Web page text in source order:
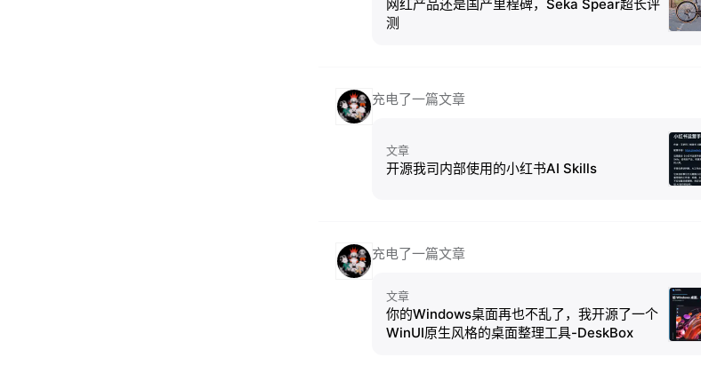
网红产品还是国产里程碑，Seka Spear超长评
测
充电了一篇文章
文章
开源我司内部使用的小红书AI Skills
充电了一篇文章
文章
你的Windows桌面再也不乱了，我开源了一个
WinUI原生风格的桌面整理工具-DeskBox